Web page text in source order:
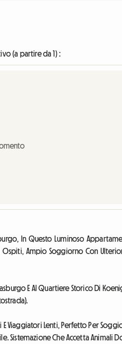
(a partire da 1) :
In Questo Luminoso
Ospiti, Ampio Soggiorno Con
E Al Quartiere Storico Di
Viaggiatori Lenti, Perfetto Per
Sistemazione Che Accetta Animali